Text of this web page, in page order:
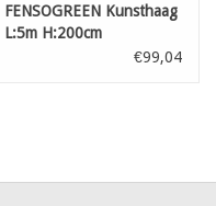
FENSOGREEN Kunsthaag
L:5m H:200cm
€99,04